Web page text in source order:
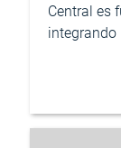
Central es